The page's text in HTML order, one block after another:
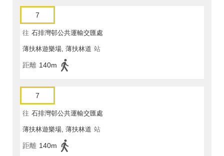
7
往 石排灣邨公共運輸交匯處
薄扶林遊樂場, 薄扶林道 站
距離 140m
7
往 石排灣邨公共運輸交匯處
薄扶林遊樂場, 薄扶林道 站
距離 140m